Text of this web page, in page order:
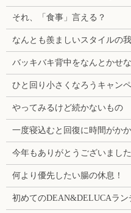
それ、「食事」言える？
なんとも羨ましいスタイルの
バッキバキ背中をなんとかせな
ひと回り小さくなろうキャンペ
やってみるけど続かないもの
一度寝込むと回復に時間がか
今年もありがとうございました
何より優先したい腸の休息！
初めてのDEAN&DELUCAラン